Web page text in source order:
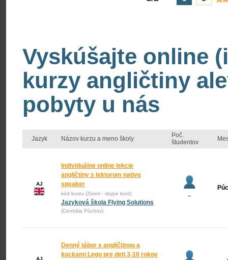
Vyskúšajte online
kurzy angličtiny
pobyty u nás
Jazyk Názov kurzu a meno školy
Poč.
študentov
AJ
Individuálne online lekcie
angličtiny s lektorom native
speaker
kód kurzu (Zoom - skype kurz)
Jazyková škola Flying Solutions
(Centrála Púchov)
–
AJ
Denný tábor s angličtinou a
kockami Lego pre deti 3-10 rokov